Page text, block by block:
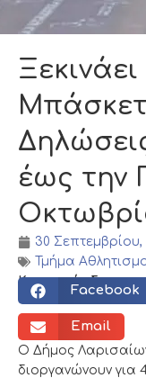
έως την
30 Σεπτεμβρίου,
Τμήμα
Κοινωνικός
Facebook
Email
Ο Δήμος
διοργανώνουν για